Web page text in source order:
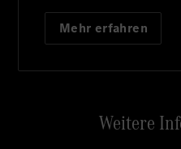
Mehr erfahren
Weitere